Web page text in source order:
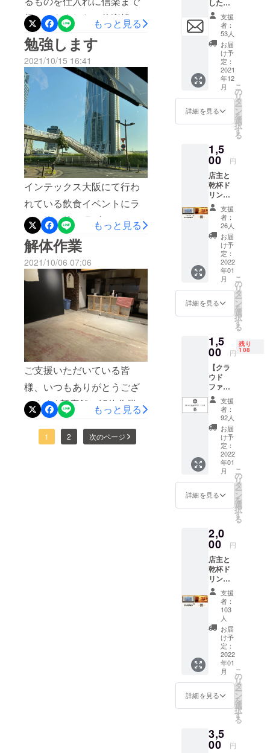
と早めに動き出したにも関
わらず、結局こんな形に
なってしまいました。管理
会社が契約書も残しておら
ずどのように出て行ったら
いいのか保証金がいくら
戻ってくるのかわからな
い、半年前のコロナ禍での
国からの水道代補助金など
も未だ家主から返還されな
い状況…7年間、必死にやっ
てきて最後にお礼もろくに
いえない状況のなか本当に
申し訳なく、自分がやって
きたことを否定されてるか
のようで非常に悲しく思っ
ています。今片付け作業を
しながら早くこういった事
を終わらせ、風向きを変え
て新店舗づくりに励もうと
闘志を燃やしてます。そん
な中、今回のプロジェクト
もラスト1週間を切りまし
た。何卒、最後までご協力
よろしくお願いします！！
行ってきました。信楽焼は
焼き物の中でもほんとは1番
好きでお店の器全て信楽焼
に統一したいくらいなので
すが…素材が粗く繊細なの
で飲食店の器として非常に
難易度が高く断念。商用と
して用いることが困難であ
ることがベースにあるの
に、やはり個人のファンが
多くたくさんの方が器を見
に来られてました。そんな
マイナスイメージを覆すよ
うな力強さや存在感。藤も
そんなお店になっていこう
と信楽をあとにしました、
どこで使われているか新店
舗ができた際は探してみて
ください♪
もっと見る
勉強します
2021/10/15 16:41
インテックス大阪にて行わ
れている飲食イベントにラ
ンチ終了後、猛ダッシュで
勉強させていただきに行っ
てきました。技術が進み、
スイーツや寿司でも瞬間冷
凍できる時代。食品プリン
タなんかももはや普通のプ
リンターと変わりはしない
質は衰え、人件費ばかりが
上がる業界で、そういった
技術をどうチョイスするか
のセンスが問われる時代に
なってきたと実感。変わっ
てゆくもの、守るべきもの
俺、しっかりせえ！とふん
もっと見る
解体作業
2021/10/06 07:06
ご支援いただいている皆
様、いつもありがとうござ
います♪新店舗の解体作業が
始まりあっという間に何も
なくなってしまいまし
もっと見る
1 2 次のページ
し日々一生
懸命生きて
ます＾＾
した感
謝の気
持ちと
併せて
新店舗
の情報
をメー
ルにて
お送り
致しま
す。
支援
者：
53人
お届
け予
定：
2021
年12
月
詳細を見る
こ
の
リ
タ
ー
ン
を
選
択
す
る
1,5
00 円
店主と
乾杯ド
リンク1
杯券 利
用可能
期間：
2022年
1月〜
2022年
6月末日
※メール
もしく
は郵送
にてド
リンク
券をお
しま
す。
支援
者：
26人
お届
け予
定：
2022
年01
月
詳細を見る
こ
の
リ
タ
ー
ン
を
選
択
す
る
1,5
00 円
残り
108
【クラ
ウド
ファン
ディン
グ限
定】
しゃぶ
しゃぶ
藤オリ
ジナル
ステッ
カー ※
デザイ
ンは変
更にな
る可能
ざいま
す
支援
者：
92人
お届
け予
定：
2022
年01
月
詳細を見る
こ
の
リ
タ
ー
ン
を
選
択
す
る
2,0
00 円
店主と
乾杯ド
リンク1
杯券
記念
チェキ
付き 利
用可能
期間：
2022年
1月〜
2022年
6月末日
※メール
もしく
て頂き
ます。
支援
者：
103
人
お届
け予
定：
2022
年01
月
詳細を見る
こ
の
リ
タ
ー
ン
を
選
択
す
る
3,5
00 円